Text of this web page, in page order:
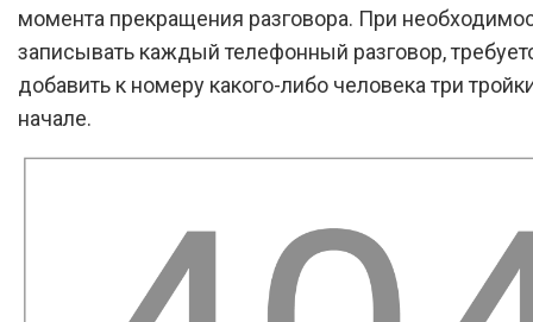
момента прекращения разговора. При
записывать каждый телефонный разговор,
добавить к номеру какого-либо человека три
начале.